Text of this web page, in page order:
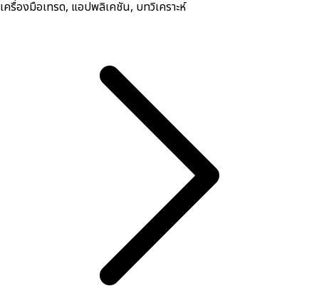
เครื่องมือเทรด, ​แอปพลิเคชัน, บทวิเคราะห์